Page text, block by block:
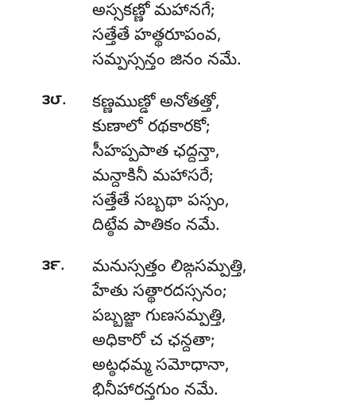
అస్సకణ్ణో మహానగే;
సత్తేతే హత్థరూపంవ,
సమ్పస్సన్తం జినం నమే.
౩౮.
కణ్ణముణ్డో అనోతత్తో,
కుణాలో రథకారకో;
సీహప్పపాత ఛద్దన్తా,
మన్దాకినీ మహాసరే;
సత్తేతే సబ్బథా పస్సం,
దిట్ఠేవ పాతికం నమే.
౩౯.
మనుస్సత్తం లిఙ్గసమ్పత్తి,
హేతు సత్థారదస్సనం;
పబ్బజ్జా గుణసమ్పత్తి,
అధికారో చ ఛన్దతా;
అట్ఠధమ్మ సమోధానా,
భినీహారన్తగుం నమే.